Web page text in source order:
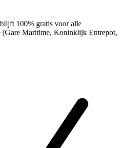
100% gratis voor alle
(Gare Maritime, Koninklijk Entrepot,